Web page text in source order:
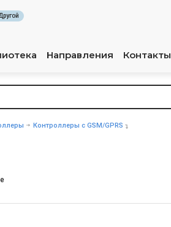
Направления Контакты
Контроллеры с GSM/GPRS